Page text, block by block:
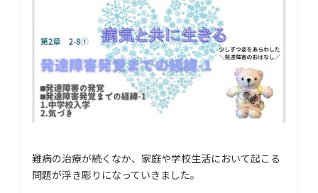
難病の治療が続くなか、家庭や学校生活において起こる
問題が浮き彫りになっていきました。